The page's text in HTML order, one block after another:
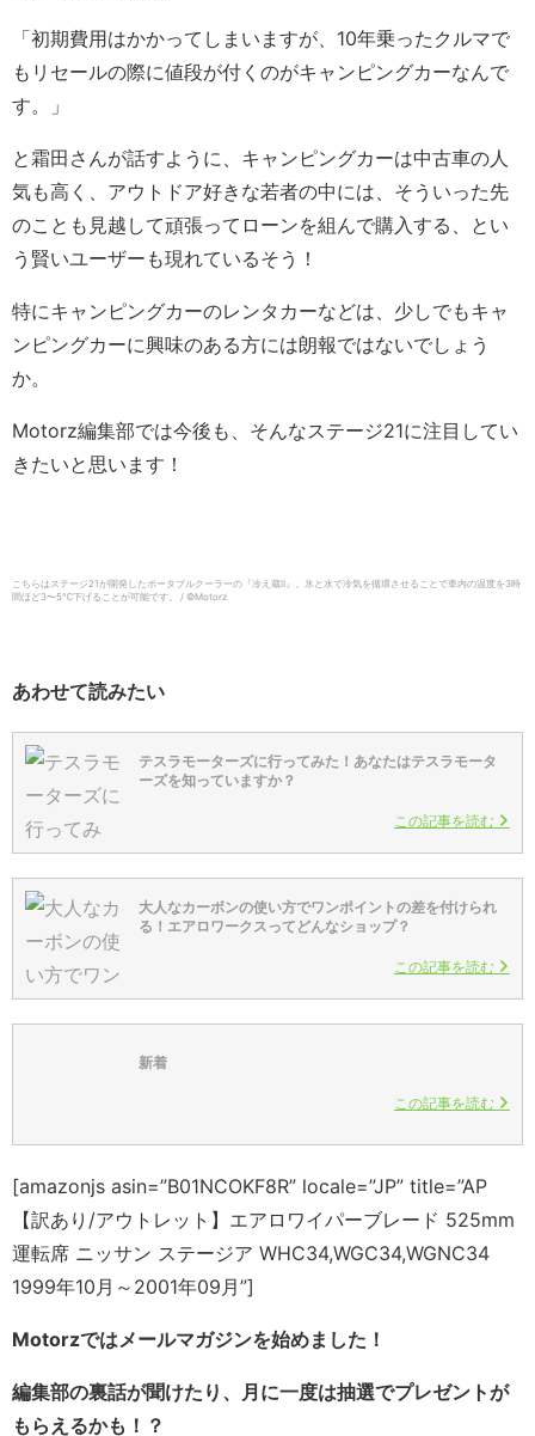
「初期費用はかかってしまいますが、10年乗ったクルマで
もリセールの際に値段が付くのがキャンピングカーなんで
す。」
と霜田さんが話すように、キャンピングカーは中古車の人
気も高く、アウトドア好きな若者の中には、そういった先
のことも見越して頑張ってローンを組んで購入する、とい
う賢いユーザーも現れているそう！
特にキャンピングカーのレンタカーなどは、少しでもキャ
ンピングカーに興味のある方には朗報ではないでしょう
か。
Motorz編集部では今後も、そんなステージ21に注目してい
きたいと思います！
こちらはステージ21が開発したポータブルクーラーの『冷え蔵Ⅱ』。氷と水で冷気を循環させることで車内の温度を3時
間ほど3〜5℃下げることが可能です。 / ©︎Motorz
あわせて読みたい
テスラモーターズに行ってみた！あなたはテスラモータ
ーズを知っていますか？
この記事を読む
大人なカーボンの使い方でワンポイントの差を付けられ
る！エアロワークスってどんなショップ？
この記事を読む
新着
この記事を読む
[amazonjs asin=”B01NCOKF8R” locale=”JP” title=”AP
【訳あり/アウトレット】エアロワイパーブレード 525mm
運転席 ニッサン ステージア WHC34,WGC34,WGNC34
1999年10月～2001年09月”]
Motorzではメールマガジンを始めました！
編集部の裏話が聞けたり、月に一度は抽選でプレゼントが
もらえるかも！？